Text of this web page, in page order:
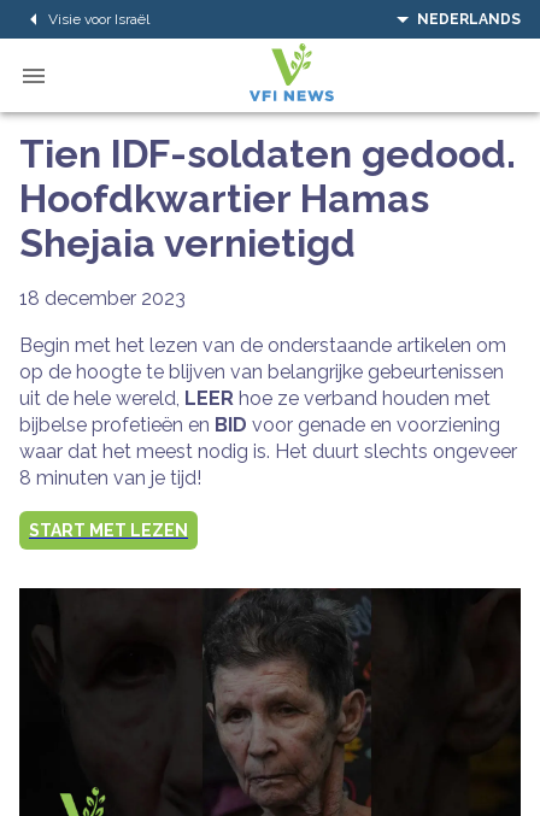
Visie voor Israël NEDERLANDS
Tien IDF-soldaten gedood.
Hoofdkwartier Hamas
Shejaia vernietigd
18 december 2023
Begin met het lezen van de onderstaande artikelen om
op de hoogte te blijven van belangrijke gebeurtenissen
uit de hele wereld, LEER hoe ze verband houden met
bijbelse profetieën en BID voor genade en voorziening
waar dat het meest nodig is. Het duurt slechts ongeveer
8 minuten van je tijd!
START MET LEZEN